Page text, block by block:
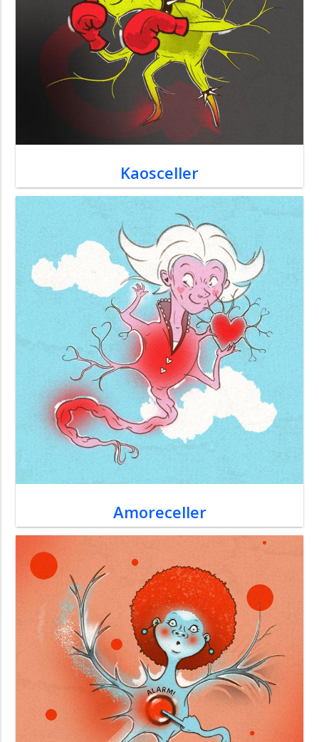
Kaosceller
Amoreceller